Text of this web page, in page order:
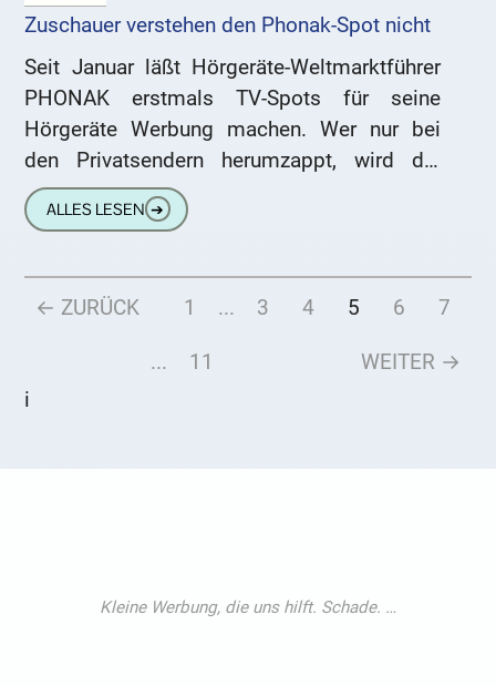
Zuschauer verstehen den Phonak-Spot nicht
Seit Januar läßt Hörgeräte-Weltmarktführer
PHONAK erstmals TV-Spots für seine
Hörgeräte Werbung machen. Wer nur bei
den Privatsendern herumzappt, wird die
Spots aber kaum finden. Sie werden
vorzugsweise in den öffentlich-rechtlichen
ALLES LESEN ➔
← ZURÜCK 1 ... 3 4 5 6 7
... 11
WEITER →
i